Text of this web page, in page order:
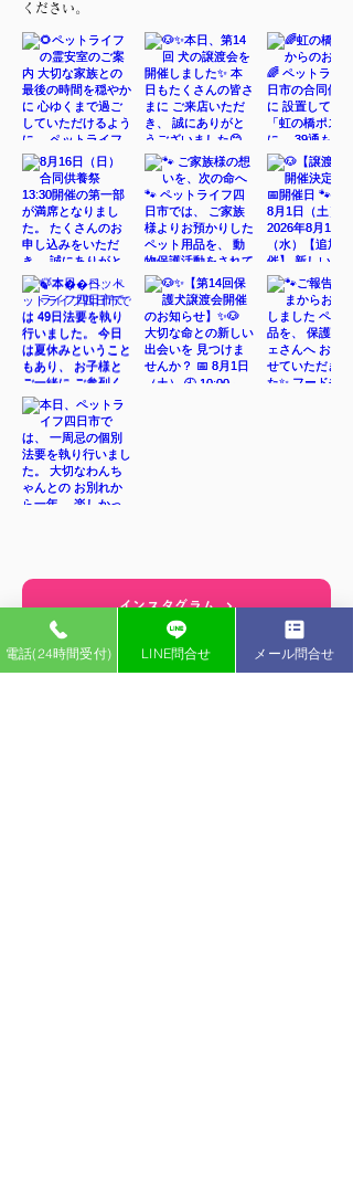
ください。
インスタグラム
ペットライフ YouTubeチャンネル
電話(24時間受付) LINE問合せ メール問合せ